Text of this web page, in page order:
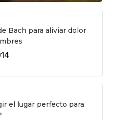
Bach para aliviar dolor
el lugar perfecto para